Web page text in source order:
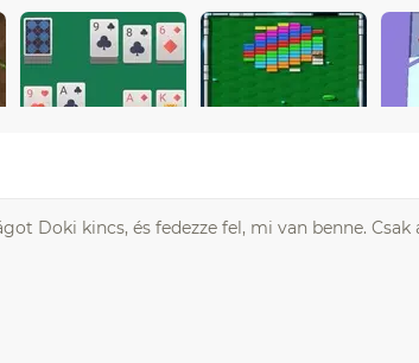
Doki kincs, és fedezze fel, mi van benne.